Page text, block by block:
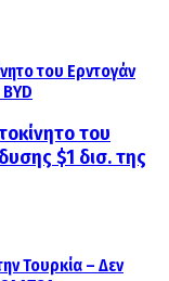
του
$1 δισ. της